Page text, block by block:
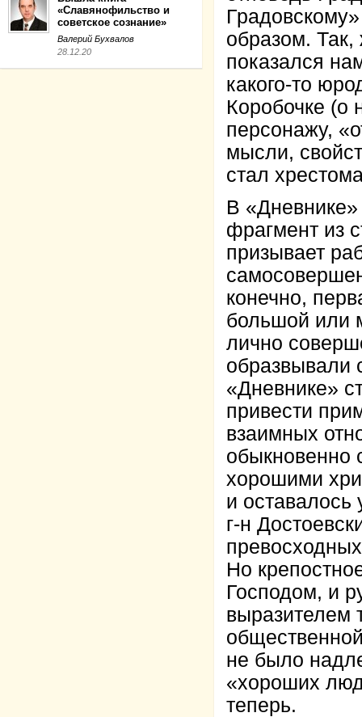
«Славянофильство и
советское сознание»
Валерий Бухвалов
28.12.20
образом.
показался
какого-то
Коробочке (о
персонажу,
мысли,
стал
В «Дневнике»
фрагмент из
призывает
конечно,
большой или
лично
образвывали
«Дневнике»
привести
взаимных
обыкновенно
хорошими
и оставалось
г-н
Но
Господом, и
выразителем
не было
«хороших
теперь.